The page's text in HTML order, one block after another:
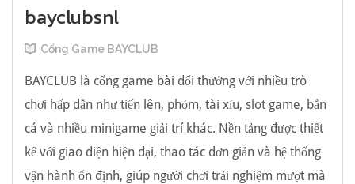
bayclubsnl
Cổng Game BAYCLUB
BAYCLUB là cổng game bài đổi thưởng với nhiều trò
chơi hấp dẫn như tiến lên, phỏm, tài xỉu, slot game, bắn
cá và nhiều minigame giải trí khác. Nền tảng được thiết
kế với giao diện hiện đại, thao tác đơn giản và hệ thống
vận hành ổn định, giúp người chơi trải nghiệm mượt mà